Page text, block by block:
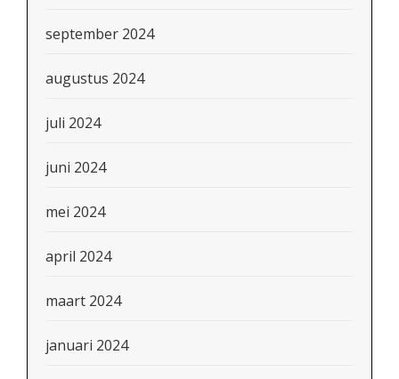
september 2024
augustus 2024
juli 2024
juni 2024
mei 2024
april 2024
maart 2024
januari 2024